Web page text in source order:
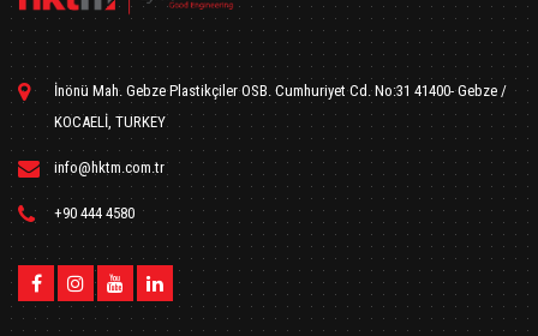
İnönü Mah. Gebze Plastikçiler OSB. Cumhuriyet Cd. No:31 41400- Gebze /
KOCAELİ, TURKEY
info@hktm.com.tr
+90 444 4580